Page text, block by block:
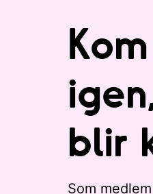
Kom
blir
Som